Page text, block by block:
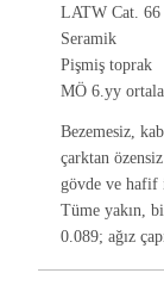
LATW Cat. 66
Seramik
Pişmiş toprak
MÖ 6.yy
Bezemesiz,
çarktan
gövde ve hafif
Tüme yakın,
0.089; ağız